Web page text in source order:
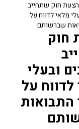
הצעת חוק שתחייב
מלאי לדווח על
שברשותם
חוק
ובעלי
על
התבואות